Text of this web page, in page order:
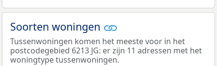
Soorten woningen
Tussenwoningen komen het meeste voor in het
postcodegebied 6213 JG: er zijn 11 adressen met het
woningtype tussenwoningen.